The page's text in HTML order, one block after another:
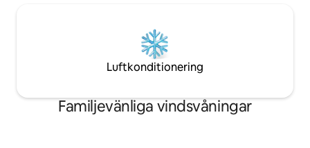
Luftkonditionering
Familjevänliga vindsvåningar